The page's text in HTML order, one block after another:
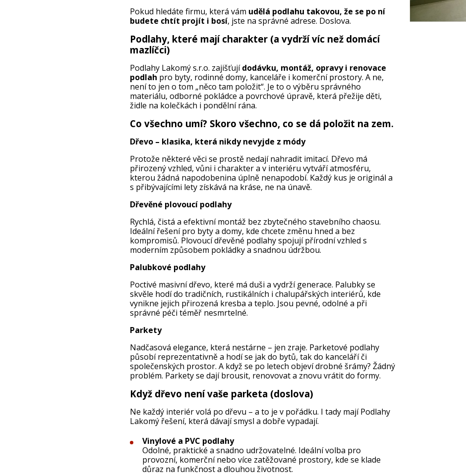
Pokud hledáte firmu, která vám udělá podlahu takovou, že se po ní
budete chtít projít i bosí, jste na správné adrese. Doslova.
Podlahy, které mají charakter (a vydrží víc než domácí
mazlíčci)
Podlahy Lakomý s.r.o. zajišťujídodávku, montáž, opravy i renovace
podlah pro byty, rodinné domy, kanceláře i komerční prostory. A ne,
není to jen o tom „něco tam položit“. Je to o výběru správného
materiálu, odborné pokládce a povrchové úpravě, která přežije děti,
židle na kolečkách i pondělní rána.
Co všechno umí? Skoro všechno, co se dá položit na zem.
Dřevo – klasika, která nikdy nevyjde z módy
Protože některé věci se prostě nedají nahradit imitací. Dřevo má
přirozený vzhled, vůni i charakter a v interiéru vytváří atmosféru,
kterou žádná napodobenina úplně nenapodobí. Každý kus je originál a
s přibývajícími lety získává na kráse, ne na únavě.
Dřevěné plovoucí podlahy
Rychlá, čistá a efektivní montáž bez zbytečného stavebního chaosu.
Ideální řešení pro byty a domy, kde chcete změnu hned a bez
kompromisů. Plovoucí dřevěné podlahy spojují přírodní vzhled s
moderním způsobem pokládky a snadnou údržbou.
Palubkové podlahy
Poctivé masivní dřevo, které má duši a vydrží generace. Palubky se
skvěle hodí do tradičních, rustikálních i chalupářských interiérů, kde
vynikne jejich přirozená kresba a teplo. Jsou pevné, odolné a při
správné péči téměř nesmrtelné.
Parkety
Nadčasová elegance, která nestárne – jen zraje. Parketové podlahy
působí reprezentativně a hodí se jak do bytů, tak do kanceláří či
společenských prostor. A když se po letech objeví drobné šrámy? Žádný
problém. Parkety se dají brousit, renovovat a znovu vrátit do formy.
Když dřevo není vaše parketa (doslova)
Ne každý interiér volá po dřevu – a to je v pořádku. I tady mají Podlahy
Lakomý řešení, která dávají smysl a dobře vypadají.
Vinylové a PVC podlahy
Odolné, praktické a snadno udržovatelné. Ideální volba pro
provozní, komerční nebo více zatěžované prostory, kde se klade
důraz na funkčnost a dlouhou životnost.